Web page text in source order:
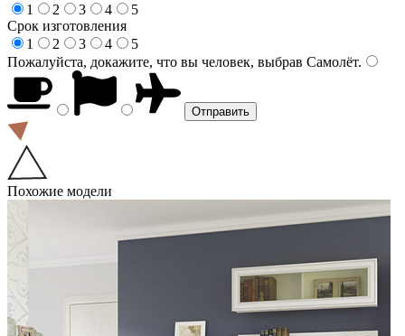
1
2 3 4
5
Срок изготовления
1
2 3 4
5
Пожалуйста, докажите, что вы человек, выбрав Самолёт.
Похожие модели